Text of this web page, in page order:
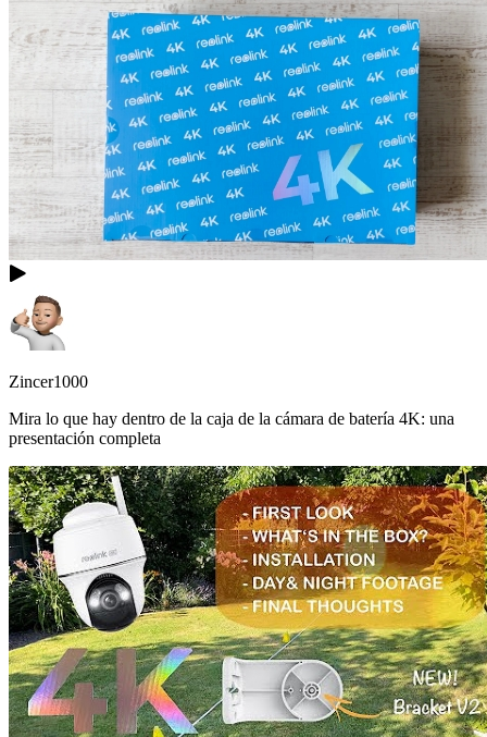
Zincer1000
Mira lo que hay dentro de la caja de la cámara de batería 4K: una
presentación completa